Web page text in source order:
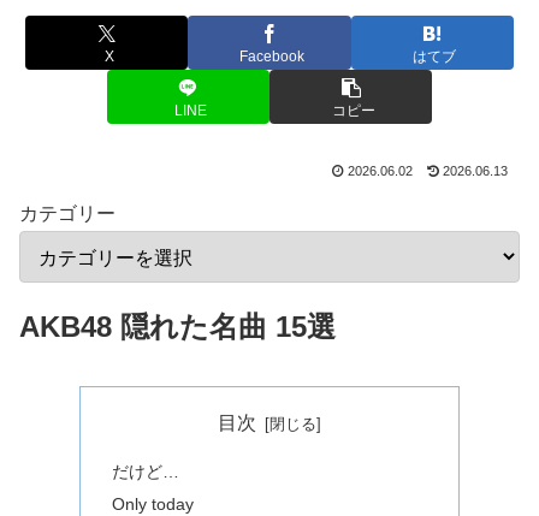
X Facebook はてブ
LINE コピー
2026.06.02 2026.06.13
カテゴリー
AKB48 隠れた名曲 15選
目次
だけど…
Only today